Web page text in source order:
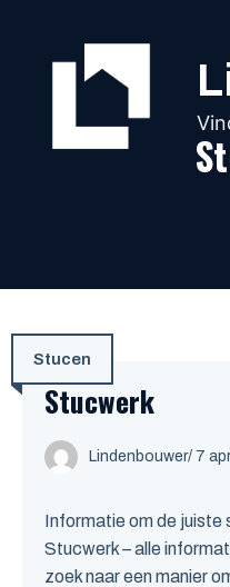
Stucen
Stucwerk
Lindenbouwer/ 7
Informatie om de juiste
Stucwerk – alle
zoek naar een manier